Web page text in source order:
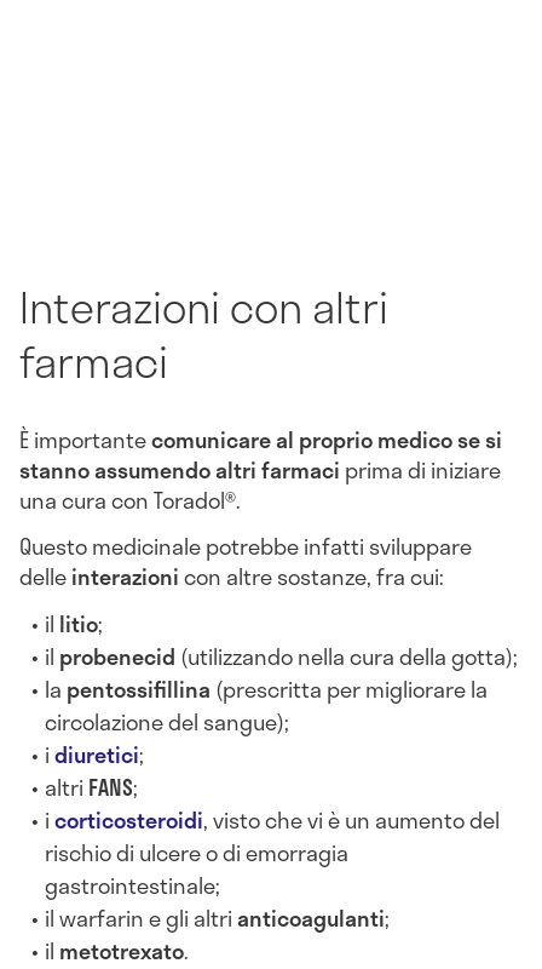
Interazioni con altri
farmaci
È importantecomunicare al proprio medico se si
stanno assumendo altri farmaci prima di iniziare
una cura con Toradol®.
Questo medicinale potrebbe infatti sviluppare
delleinterazionicon altre sostanze, fra cui:
il litio;
il probenecid (utilizzando nella cura della gotta);
la pentossifillina (prescritta per migliorare la
circolazione del sangue);
idiuretici;
altri FANS;
icorticosteroidi, visto che vi è un aumento del
rischio di ulcere o di emorragia
gastrointestinale;
il warfarin e gli altrianticoagulanti;
il metotrexato.